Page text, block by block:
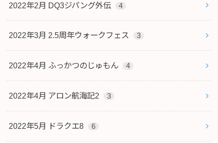
2022年2月 DQ3ジパング外伝 4
2022年3月 2.5周年ウォークフェス 3
2022年4月 ふっかつのじゅもん 4
2022年4月 アロン航海記2 3
2022年5月 ドラクエ8 6